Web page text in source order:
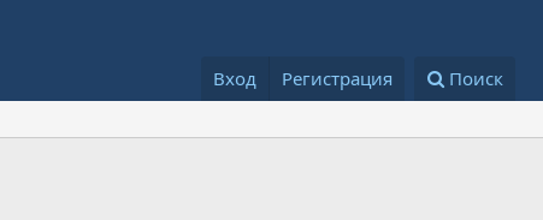
Вход Регистрация Поиск